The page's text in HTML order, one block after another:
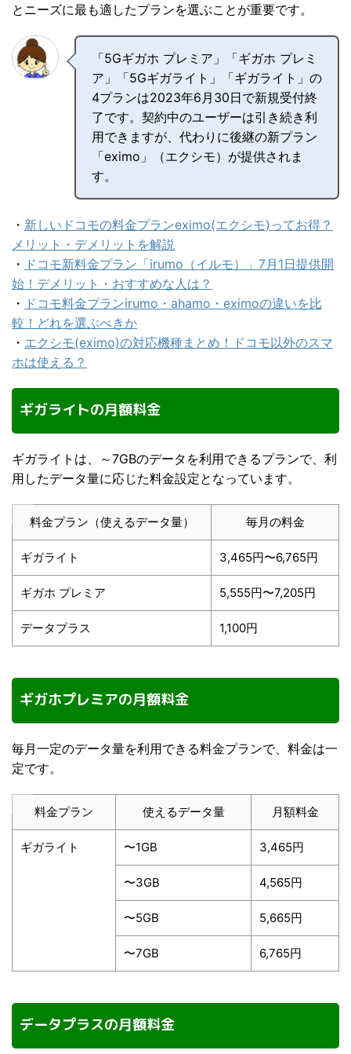
とニーズに最も適したプランを選ぶことが重要です。
「5Gギガホ プレミア」「ギガホ プレミ
ア」「5Gギガライト」「ギガライト」の
4プランは2023年6月30日で新規受付終
了です。契約中のユーザーは引き続き利
用できますが、代わりに後継の新プラン
「eximo」（エクシモ）が提供されま
す。
・ 新しいドコモの料金プランeximo(エクシモ)ってお得？
メリット・デメリットを解説
・ ドコモ新料金プラン「irumo（イルモ）」7月1日提供開
始！デメリット・おすすめな人は？
・ ドコモ料金プランirumo・ahamo・eximoの違いを比
較！どれを選ぶべきか
・ エクシモ(eximo)の対応機種まとめ！ドコモ以外のスマ
ホは使える？
ギガライトの月額料金
ギガライトは、～7GBのデータを利用できるプランで、利
用したデータ量に応じた料金設定となっています。
料金プラン（使えるデータ量） 毎月の料金
ギガライト 3,465円〜6,765円
ギガホ プレミア 5,555円〜7,205円
データプラス 1,100円
ギガホプレミアの月額料金
毎月一定のデータ量を利用できる料金プランで、料金は一
定です。
料金プラン 使えるデータ量 月額料金
ギガライト 〜1GB 3,465円
〜3GB 4,565円
〜5GB 5,665円
〜7GB 6,765円
データプラスの月額料金